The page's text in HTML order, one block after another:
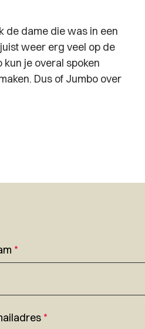
de dame die was in een
weer erg veel op de
je overal spoken
Dus of Jumbo over
*
*